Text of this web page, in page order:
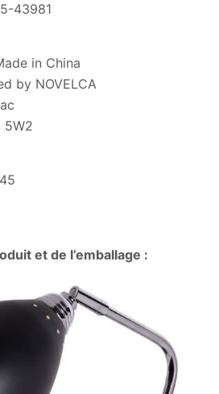
43981
in China
by NOVELCA
5W2
et de l’emballage :